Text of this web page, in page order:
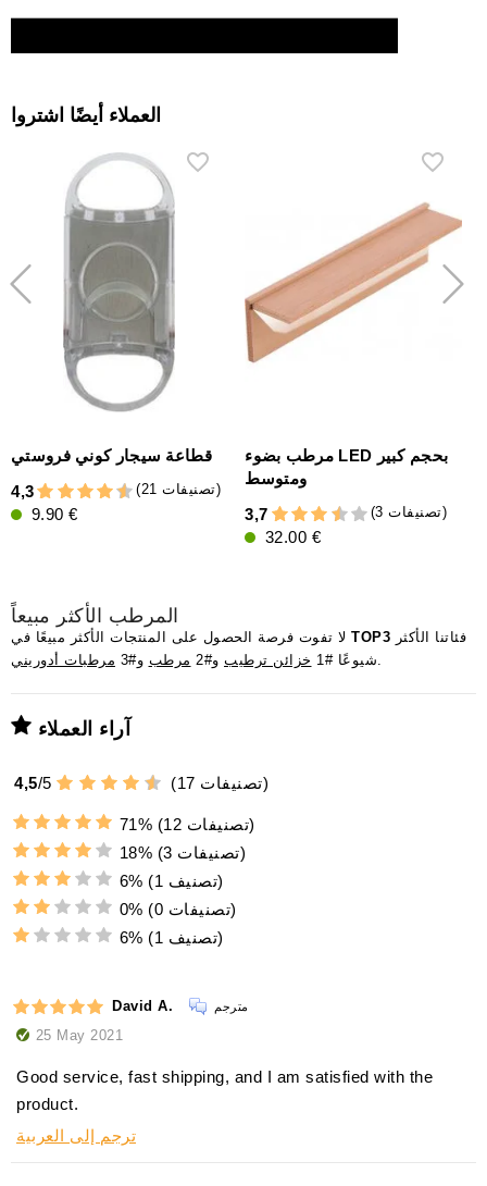
العملاء أيضًا اشتروا
قطاعة سيجار كوني فروستي
4,3
(21 تصنيفات)
9.90 €
مرطب بضوء LED بحجم كبير
ومتوسط
3,7
(3 تصنيفات)
32.00 €
المرطب الأكثر مبيعاً
TOP3
شيوعًا #1
خزائن ترطيب و#2 مرطب و#3 مرطبات أدوريني
آراء العملاء
4,5/5 (17 تصنيفات)
71%
(12 تصنيفات)
18%
(3 تصنيفات)
6%
(1 تصنيف)
0%
(0 تصنيفات)
6%
(1 تصنيف)
David A. مترجم
25 May 2021
Good service, fast shipping, and I am satisfied with the
product.
ترجم إلى العربية